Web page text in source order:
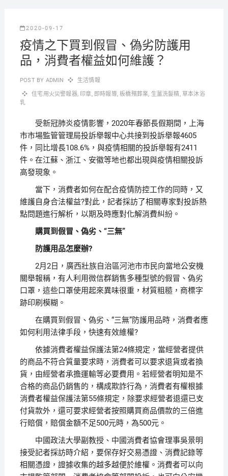
2020-09-17
疫情之下買到假冒、偽劣防護用
品，消費者權益如何維護？
POST BY ADMIN 生活情報
住宅用火災警報器, 印章, 即時報導,板橋殯葬業, 生薑洗髮精,草本沐浴
乳
受新冠肺炎疫情影響，2020年春節長假期間，上海
市市場監管管理局投訴舉報中心共接到投訴舉報4605
件，同比增長108.6%，與疫情相關的投訴舉報有2411
件。在江蘇、浙江、安徽等地也都出現與疫情相關投訴
高發現象。
當下，消費者如何在配合疫情防控工作的同時，又
維護自身合法權益?對此，記者採訪了相關專家對投訴熱
點問題進行解析，以期及時應對化解消費糾紛。
購買到假冒、偽劣、“三無”
防護用品怎麼辦?
2月2日，廣西壯族自治區河池市市民向當地公安機
關舉報稱，有人利用微信群銷售多種型號的假冒、偽劣
口罩，這些口罩使用起來異味很重，材質粗糙，商標字
跡印刷模糊。
在購買到假冒、偽劣、“三無”防護用品時，消費者應
如何利用法律手段，快速有效維權?
依據消費者權益保護法第24條規定，當經營者提供
的商品不符合質量要求時，消費者可以要求退貨或者換
貨，由經營者承擔運輸等必要費用。若經營者明知是不
合格的商品仍銷售的，構成欺詐行為，消費者有權根據
消費者權益保護法第55條規定，除要求經營者退還已支
付貨款外，還可要求經營者按照購買商品價款的三倍進
行賠償，賠償金額不足500元時，為500元。
中國政法大學副教授、中國消費者協會理事吳景明
接受記者採訪時介紹，要保存好交易憑證、消費記錄等
相關憑證，證據收集的越多越便於維權。消費者可以向